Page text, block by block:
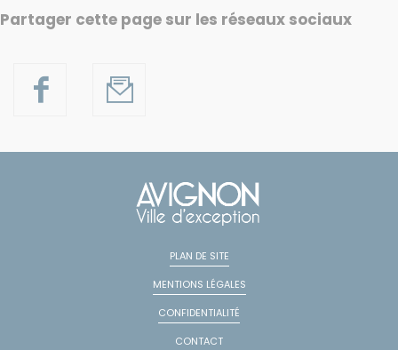
Partager cette page sur les réseaux sociaux
PLAN DE SITE
MENTIONS LÉGALES
CONFIDENTIALITÉ
CONTACT